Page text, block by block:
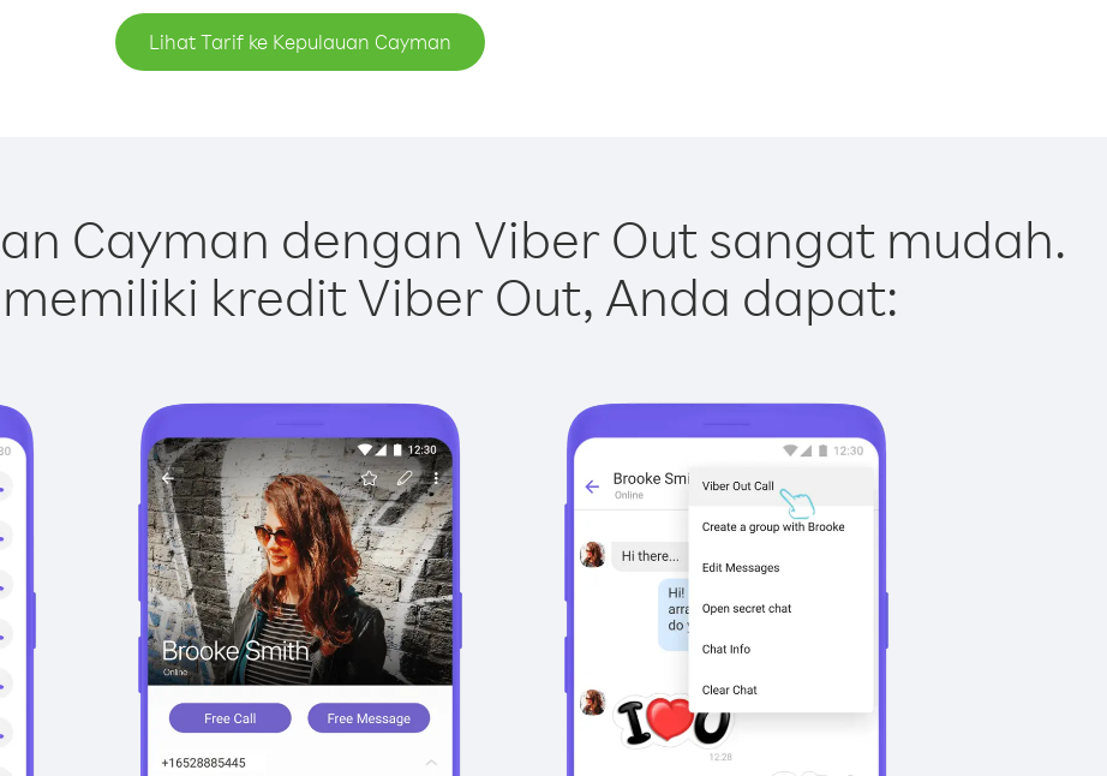
Lihat Tarif ke Kepulauan Cayman
Cayman dengan Viber Out sangat mudah.
kredit Viber Out, Anda dapat: